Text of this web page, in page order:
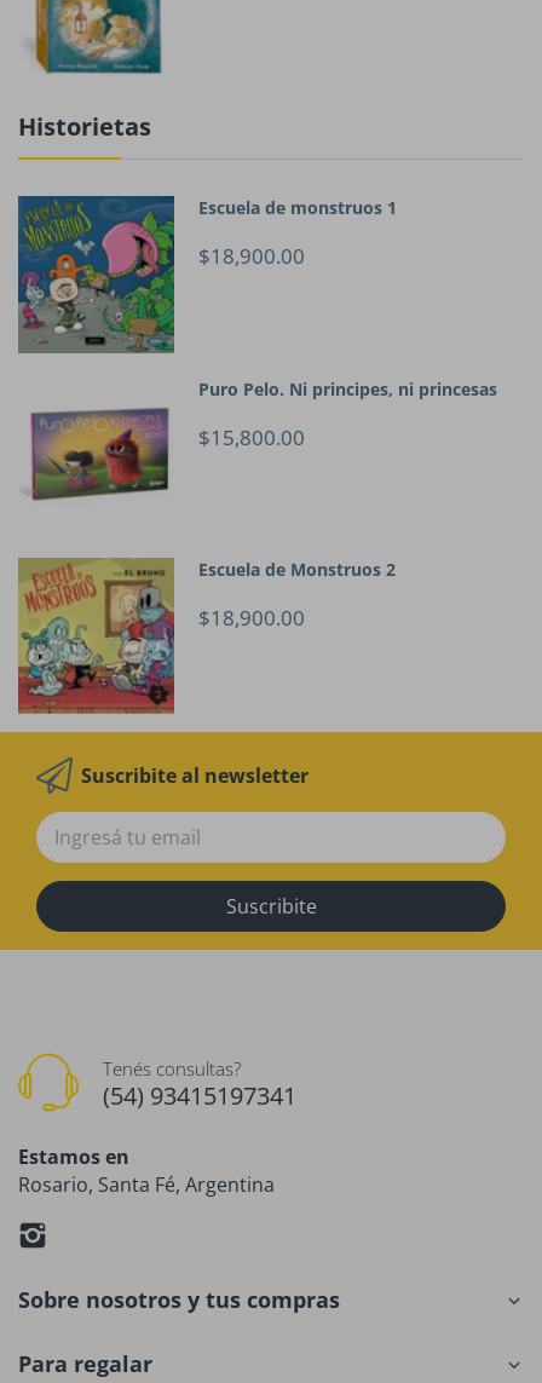
Historietas
Escuela de monstruos 1
$18,900.00
Puro Pelo. Ni principes, ni princesas
$15,800.00
Escuela de Monstruos 2
$18,900.00
Suscribite al newsletter
Suscribite
Tenés consultas?
(54) 93415197341
Estamos en
Rosario, Santa Fé, Argentina
Sobre nosotros y tus compras
Para regalar